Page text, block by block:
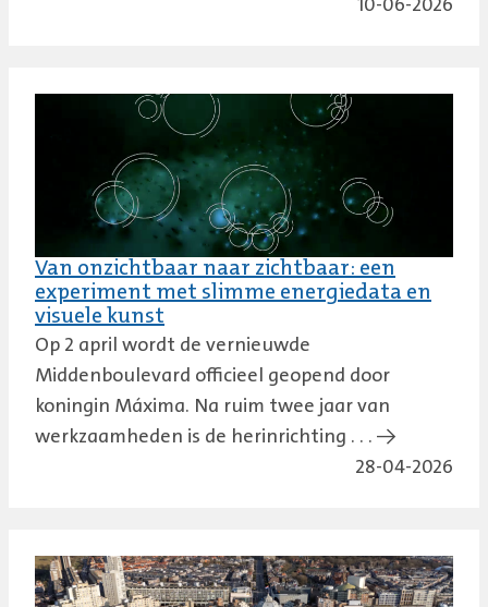
Van onzichtbaar naar zichtbaar: een
experiment met slimme energiedata en
visuele kunst
Op 2 april wordt de vernieuwde
Middenboulevard officieel geopend door
koningin Máxima. Na ruim twee jaar van
werkzaamheden is de herinrichting . . . →
28-04-2026